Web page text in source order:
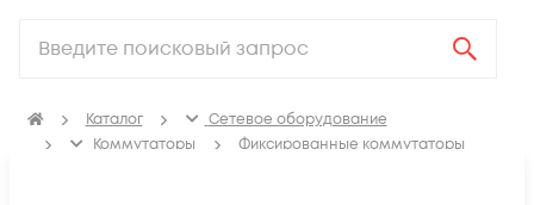
Каталог
Сетевое оборудование
Коммутаторы
Фиксированные коммутаторы